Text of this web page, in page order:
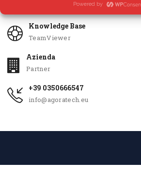
Knowledge Base
TeamViewer
Azienda
Partner
+39 0350666547
info@agoratech.eu